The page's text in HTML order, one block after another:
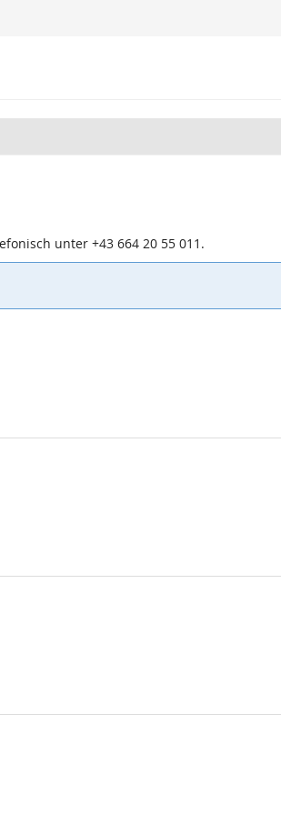
unter +43 664 20 55 011.